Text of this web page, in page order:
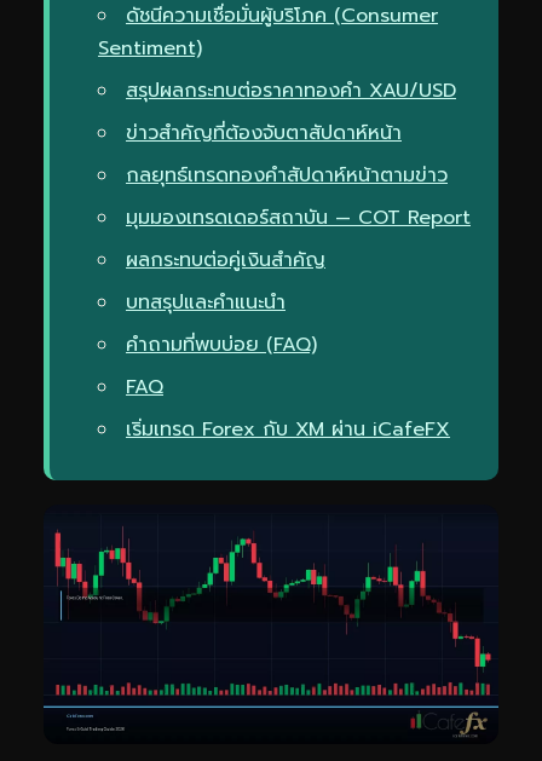
ดัชนีความเชื่อมั่นผู้บริโภค (Consumer
Sentiment)
สรุปผลกระทบต่อราคาทองคำ XAU/USD
ข่าวสำคัญที่ต้องจับตาสัปดาห์หน้า
กลยุทธ์เทรดทองคำสัปดาห์หน้าตามข่าว
มุมมองเทรดเดอร์สถาบัน — COT Report
ผลกระทบต่อคู่เงินสำคัญ
บทสรุปและคำแนะนำ
คำถามที่พบบ่อย (FAQ)
FAQ
เริ่มเทรด Forex กับ XM ผ่าน iCafeFX